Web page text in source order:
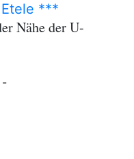
***
Nähe der U-
-